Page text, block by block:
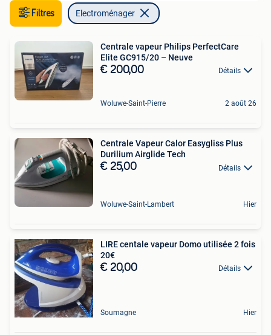
Filtres Electroménager
Centrale vapeur Philips PerfectCare
Elite GC915/20 – Neuve
€ 200,00 Détails
Woluwe-Saint-Pierre 2 août 26
Centrale Vapeur Calor Easygliss Plus
Durilium Airglide Tech
€ 25,00 Détails
Woluwe-Saint-Lambert Hier
LIRE centale vapeur Domo utilisée 2 fois
20€
€ 20,00 Détails
Soumagne Hier